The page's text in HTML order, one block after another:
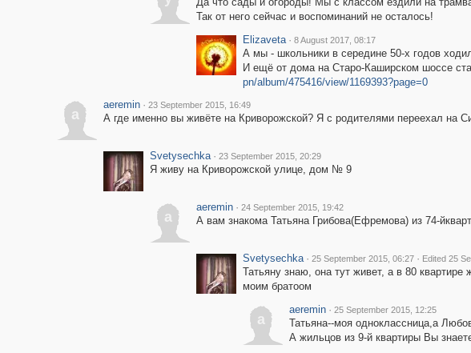
Так от него сейчас и воспоминаний не осталось!
Elizaveta · 8 August 2017, 08:17
А мы - школьники в середине 50-х годов
И ещё от дома на Старо-Каширском шоссе
pn/album/475416/view/1169393?page=0
a
aeremin · 23 September 2015, 16:49
А где именно вы живёте на Криворожской? Я с родителями переехал на
Svetysechka · 23 September 2015, 20:29
Я живу на Криворожской улице, дом № 9
a
aeremin · 24 September 2015, 19:42
А вам знакома Татьяна Грибова(Ефремова) из 74-
Svetysechka · 25 September 2015, 06:27 · Edited 25
Татьяну знаю, она тут живет, а в 80
моим братоом
a
aeremin · 25 September 2015, 12:25
Татьяна--моя одноклассница,а
А жильцов из 9-й квартиры Вы